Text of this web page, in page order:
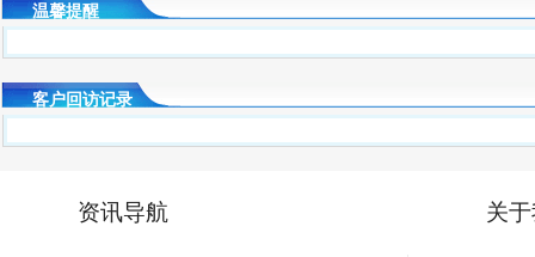
温馨提醒
客户回访记录
资讯导航 关